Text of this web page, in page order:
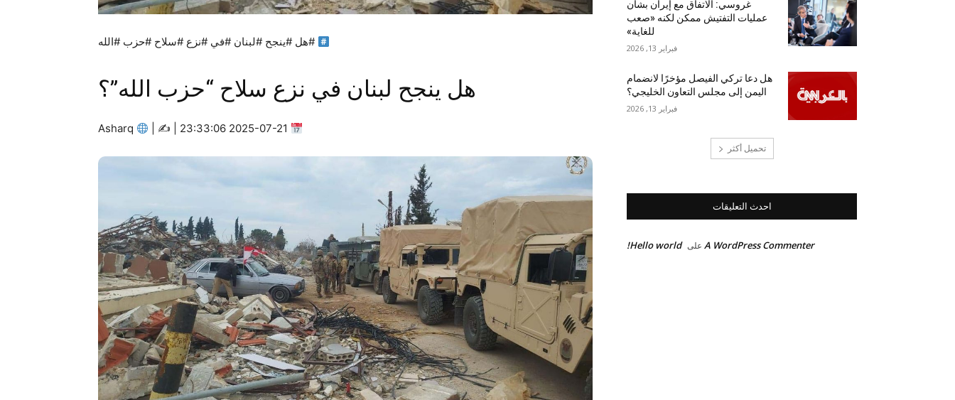
#هل #ينجح #لبنان #في #نزع #سلاح #حزب #الله
هل ينجح لبنان في نزع سلاح “حزب الله”؟
غروسي: الاتفاق مع إيران بشأن
عمليات التفتيش ممكن لكنه «صعب
للغاية»
فبراير 13, 2026
هل دعا تركي الفيصل مؤخرًا لانضمام
اليمن إلى مجلس التعاون الخليجي؟
فبراير 13, 2026
تحميل أكثر
احدث التعليقات
A WordPress Commenter على Hello world!